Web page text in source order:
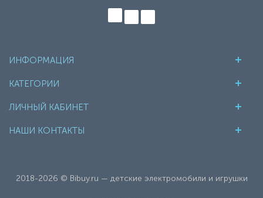
ИНФОРМАЦИЯ
КАТЕГОРИИ
ЛИЧНЫЙ КАБИНЕТ
НАШИ КОНТАКТЫ
2018-2026 © Bibuy.ru — детские электромобили и игрушки